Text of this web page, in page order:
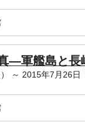
―軍艦島と長
～ 2015年7月26日